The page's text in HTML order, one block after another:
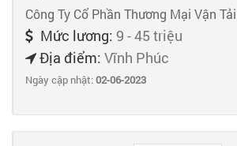
Công Ty Cổ Phần Thương Mại Vận
Mức lương: 9 - 45 triệu
Địa điểm: Vĩnh Phúc
Ngày cập nhật:02-06-2023